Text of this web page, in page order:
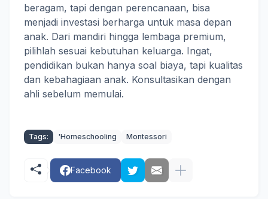
beragam, tapi dengan perencanaan, bisa
menjadi investasi berharga untuk masa depan
anak. Dari mandiri hingga lembaga premium,
pilihlah sesuai kebutuhan keluarga. Ingat,
pendidikan bukan hanya soal biaya, tapi kualitas
dan kebahagiaan anak. Konsultasikan dengan
ahli sebelum memulai.
Tags: 'Homeschooling Montessori
Facebook